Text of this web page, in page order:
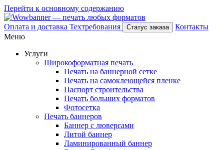
Перейти к основному содержанию
Оплата и доставка Техтребования Статус заказа
Контакты
Меню
Услуги
Широкоформатная печать
Печать на баннерной сетке
Печать на самоклеющейся пленке
Паспорт строительства
Печать больших форматов
Фотосетка
Печать баннеров
Баннер с люверсами
Литой баннер
Ламинированный баннер